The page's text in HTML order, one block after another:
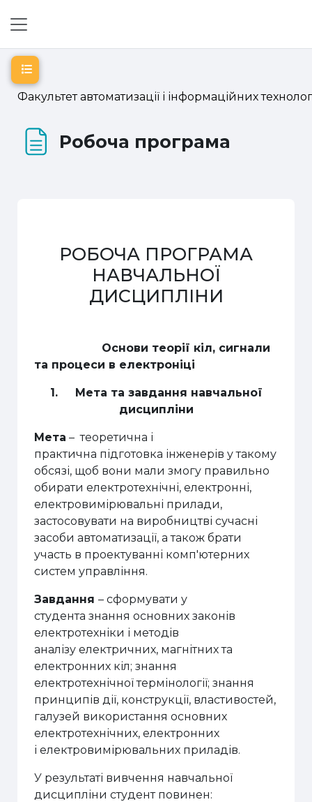
Факультет автоматизації і інформаційних
Робоча програма
Відкритий покажчик курсу
РОБОЧА ПРОГРАМА
НАВЧАЛЬНОЇ
ДИСЦИПЛІНИ
Основи теорії кіл, сигнали
та процеси в електроніці
1. Мета та завдання навчальної
дисципліни
Мета – теоретична і
практична підготовка інженерів у такому
обсязі, щоб вони мали змогу правильно
обирати електротехнічні, електронні,
електровимірювальні прилади,
застосовувати на виробництві сучасні
засоби автоматизації, а також брати
участь в проектуванні комп'ютерних
систем управління.
Завдання– сформувати у
студентазнання основних законів
електротехніки і методів
аналізуелектричних, магнітних та
електронних кіл; знання
електротехнічної термінології;знання
принципів дії, конструкції, властивостей,
галузей використання основних
електротехнічних, електронних
іелектровимірювальних приладів.
У результаті вивчення навчальної
дисципліни студент повинен: